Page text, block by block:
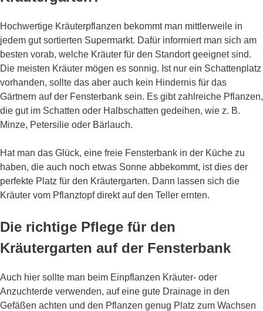
Hochwertige Kräuterpflanzen bekommt man mittlerweile in
jedem gut sortierten Supermarkt. Dafür informiert man sich am
besten vorab, welche Kräuter für den Standort geeignet sind.
Die meisten Kräuter mögen es sonnig. Ist nur ein Schattenplatz
vorhanden, sollte das aber auch kein Hindernis für das
Gärtnern auf der Fensterbank sein. Es gibt zahlreiche Pflanzen,
die gut im Schatten oder Halbschatten gedeihen, wie z. B.
Minze, Petersilie oder Bärlauch.
Hat man das Glück, eine freie Fensterbank in der Küche zu
haben, die auch noch etwas Sonne abbekommt, ist dies der
perfekte Platz für den Kräutergarten. Dann lassen sich die
Kräuter vom Pflanztopf direkt auf den Teller ernten.
Die richtige Pflege für den
Kräutergarten auf der Fensterbank
Auch hier sollte man beim Einpflanzen Kräuter- oder
Anzuchterde verwenden, auf eine gute Drainage in den
Gefäßen achten und den Pflanzen genug Platz zum Wachsen